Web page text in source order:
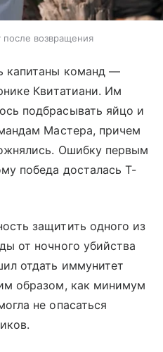
после возвращения
капитаны команд —
Квитатиани. Им
подбрасывать яйцо и
Мастера, причем
Ошибку первым
победа досталась T-
защитить одного из
от ночного убийства
отдать иммунитет
образом, как минимум
не опасаться